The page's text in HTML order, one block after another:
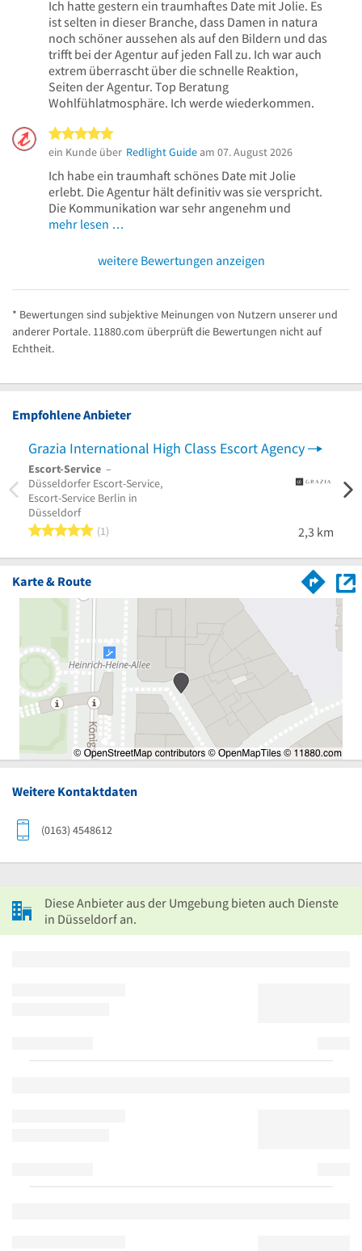
Ich hatte gestern ein traumhaftes Date mit Jolie. Es
ist selten in dieser Branche, dass Damen in natura
noch schöner aussehen als auf den Bildern und das
trifft bei der Agentur auf jeden Fall zu. Ich war auch
extrem überrascht über die schnelle Reaktion,
Seiten der Agentur. Top Beratung
Wohlfühlatmosphäre. Ich werde wiederkommen.
ein Kunde über Redlight Guide am 07. August 2026
Ich habe ein traumhaft schönes Date mit Jolie
erlebt. Die Agentur hält definitiv was sie verspricht.
Die Kommunikation war sehr angenehm und
mehr lesen …
weitere Bewertungen anzeigen
* Bewertungen sind subjektive Meinungen von Nutzern unserer und
anderer Portale. 11880.com überprüft die Bewertungen nicht auf
Echtheit.
Empfohlene Anbieter
Grazia International High Class Escort Agency
Escort-Service –
Düsseldorfer Escort-Service,
Escort-Service Berlin in
Düsseldorf
5 von 5 Sternen
1 2,3 km
Karte & Route
Weitere Kontaktdaten
(0163) 4548612
Diese Anbieter aus der Umgebung bieten auch Dienste
in Düsseldorf an.